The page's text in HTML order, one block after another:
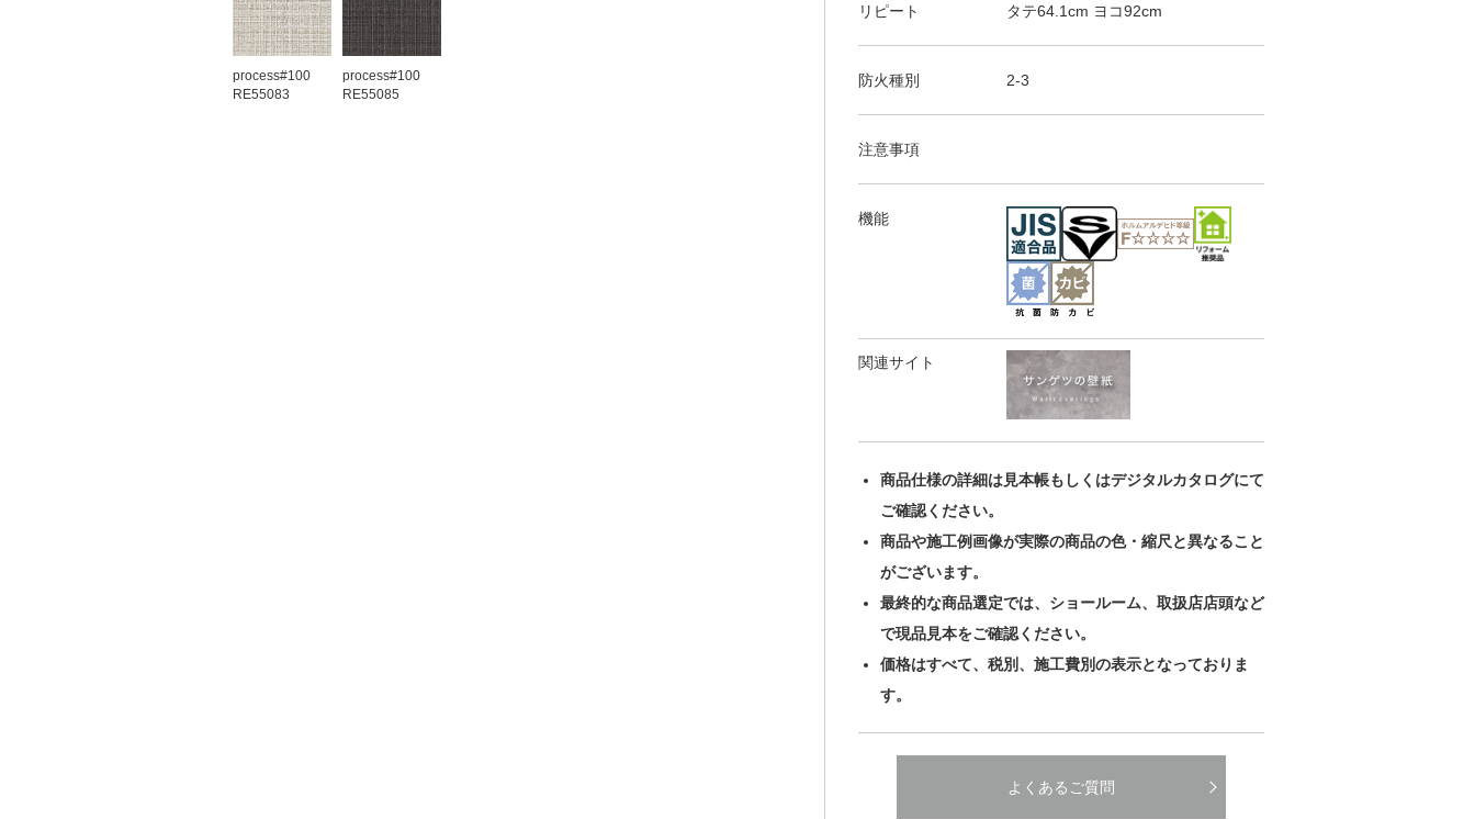
process#100
RE55083
process#100
RE55085
リピート タテ64.1cm ヨコ92cm
防火種別 2-3
注意事項
機能
関連サイト
商品仕様の詳細は見本帳もしくはデジタルカタログにて
ご確認ください。
商品や施工例画像が実際の商品の色・縮尺と異なること
がございます。
最終的な商品選定では、ショールーム、取扱店店頭など
で現品見本をご確認ください。
価格はすべて、税別、施工費別の表示となっておりま
す。
よくあるご質問